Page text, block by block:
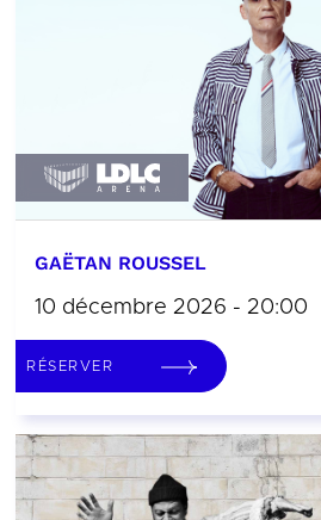
GAËTAN ROUSSEL
10 décembre 2026 - 20:00
RÉSERVER